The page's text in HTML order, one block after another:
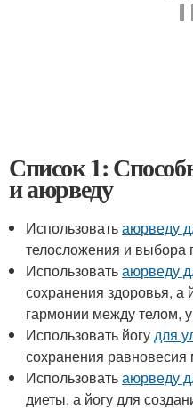
Список 1:
и аюрведу
Использоватьаюрведу
телосложения и выбора
Использоватьаюрведу
сохранения здоровья, а
гармонии между телом,
Использовать йогудля
сохранения
Использоватьаюрведу
диеты, а йогу для